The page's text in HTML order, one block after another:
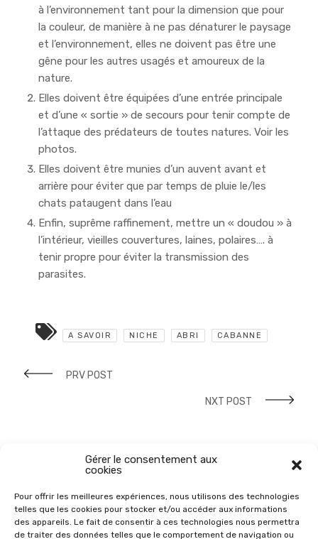
Gérer le consentement aux
cookies
Pour offrir les meilleures expériences, nous utilisons des technologies
telles que les cookies pour stocker et/ou accéder aux informations
des appareils. Le fait de consentir à ces technologies nous permettra
de traiter des données telles que le comportement de navigation ou
à l’environnement tant pour la dimension que pour
la couleur, de manière à ne pas dénaturer le paysage
et l’environnement, elles ne doivent pas être une
gêne pour les autres usagés et amoureux de la
nature.
Elles doivent être équipées d’une entrée principale
et d’une « sortie » de secours pour tenir compte de
l’attaque des prédateurs de toutes natures. Voir les
photos.
Elles doivent être munies d’un auvent avant et
arrière pour éviter que par temps de pluie le/les
chats pataugent dans l’eau
Enfin, suprême raffinement, mettre un « doudou » à
l’intérieur, vieilles couvertures, laines, polaires…. à
tenir propre pour éviter la transmission des
parasites.
A SAVOIR NICHE ABRI CABANNE
PRV POST
NXT POST